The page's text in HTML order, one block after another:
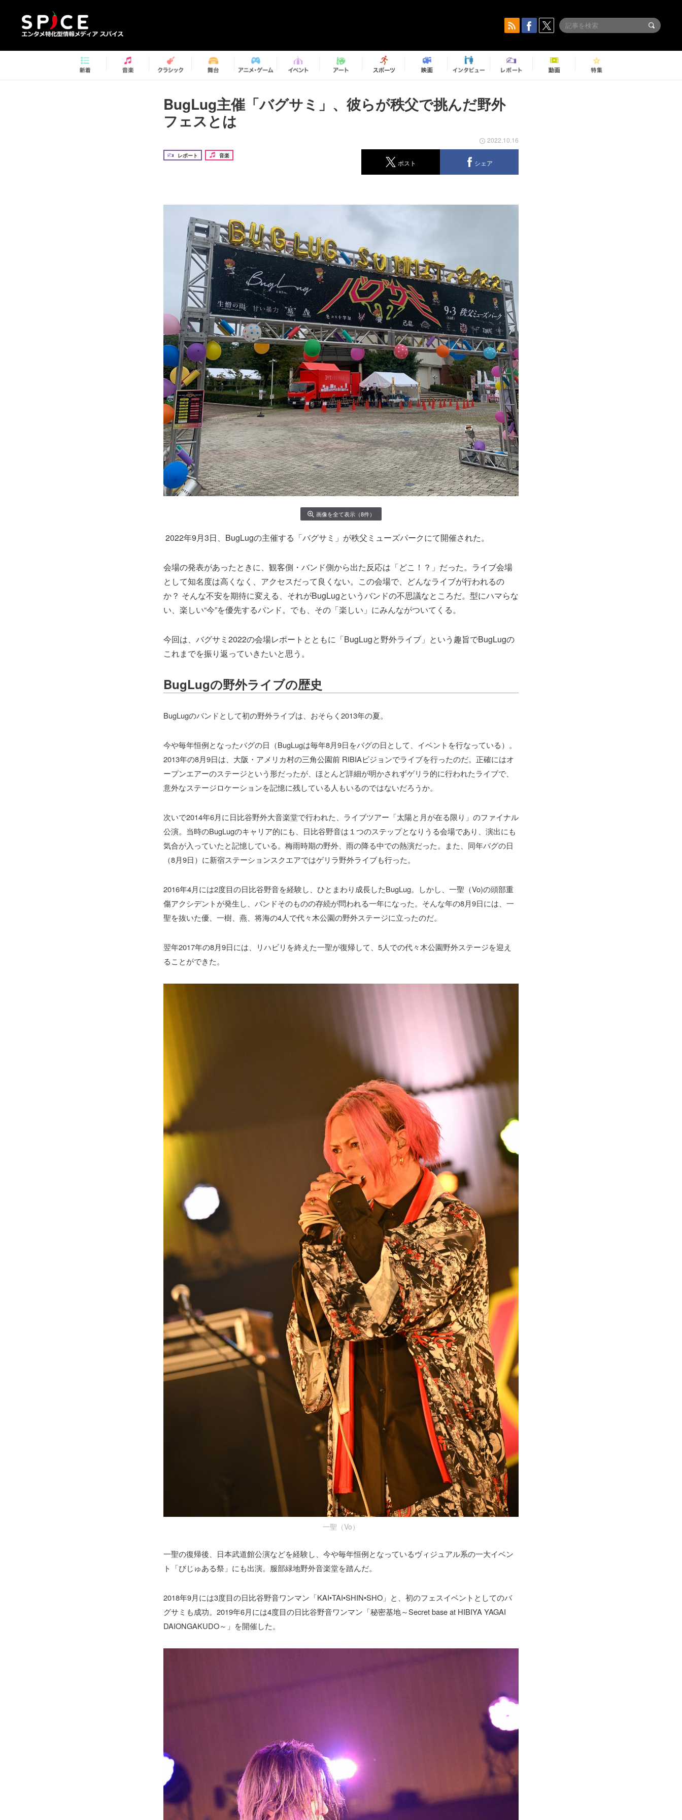
BugLug主催「バグサミ」、彼らが秩父で挑んだ野外
フェスとは
レポート 音楽
2022.10.16
ポスト シェア
画像を全て表示（8件）
2022年9月3日、BugLugの主催する「バグサミ」が秩父ミューズパークにて開催された。
会場の発表があったときに、観客側・バンド側から出た反応は「どこ！？」だった。ライブ会場
として知名度は高くなく、アクセスだって良くない。この会場で、どんなライブが行われるの
か？ そんな不安を期待に変える、それがBugLugというバンドの不思議なところだ。型にハマらな
い、楽しい“今”を優先するバンド。でも、その「楽しい」にみんながついてくる。
今回は、バグサミ2022の会場レポートとともに「BugLugと野外ライブ」という趣旨でBugLugの
これまでを振り返っていきたいと思う。
BugLugの野外ライブの歴史
BugLugのバンドとして初の野外ライブは、おそらく2013年の夏。
今や毎年恒例となったバグの日（BugLugは毎年8月9日をバグの日として、イベントを行なっている）。
2013年の8月9日は、大阪・アメリカ村の三角公園前 RIBIAビジョンでライブを行ったのだ。正確にはオ
ープンエアーのステージという形だったが、ほとんど詳細が明かされずゲリラ的に行われたライブで、
意外なステージロケーションを記憶に残している人もいるのではないだろうか。
次いで2014年6月に日比谷野外大音楽堂で行われた、ライブツアー「太陽と月が在る限り」のファイナル
公演。当時のBugLugのキャリア的にも、日比谷野音は１つのステップとなりうる会場であり、演出にも
気合が入っていたと記憶している。梅雨時期の野外、雨の降る中での熱演だった。また、同年バグの日
（8月9日）に新宿ステーションスクエアではゲリラ野外ライブも行った。
2016年4月には2度目の日比谷野音を経験し、ひとまわり成長したBugLug。しかし、一聖（Vo)の頭部重
傷アクシデントが発生し、バンドそのものの存続が問われる一年になった。そんな年の8月9日には、一
聖を抜いた優、一樹、燕、将海の4人で代々木公園の野外ステージに立ったのだ。
翌年2017年の8月9日には、リハビリを終えた一聖が復帰して、5人での代々木公園野外ステージを迎え
ることができた。
一聖（Vo）
一聖の復帰後、日本武道館公演などを経験し、今や毎年恒例となっているヴィジュアル系の一大イベン
ト「びじゅある祭」にも出演。服部緑地野外音楽堂を踏んだ。
2018年9月には3度目の日比谷野音ワンマン「KAI•TAI•SHIN•SHO」と、初のフェスイベントとしてのバ
グサミも成功。2019年6月には4度目の日比谷野音ワンマン「秘密基地～Secret base at HIBIYA YAGAI
DAIONGAKUDO～」を開催した。